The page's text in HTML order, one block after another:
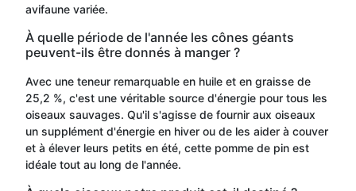
avifaune variée.
À quelle période de l'année les cônes géants
peuvent-ils être donnés à manger ?
Avec une teneur remarquable en huile et en graisse de
25,2 %, c'est une véritable source d'énergie pour tous les
oiseaux sauvages. Qu'il s'agisse de fournir aux oiseaux
un supplément d'énergie en hiver ou de les aider à couver
et à élever leurs petits en été, cette pomme de pin est
idéale tout au long de l'année.